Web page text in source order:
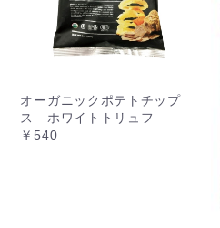
オーガニックポテトチップ
ス ホワイトトリュフ
￥540